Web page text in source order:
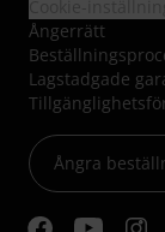
Ångerrätt
Lagstadgade
Ångra